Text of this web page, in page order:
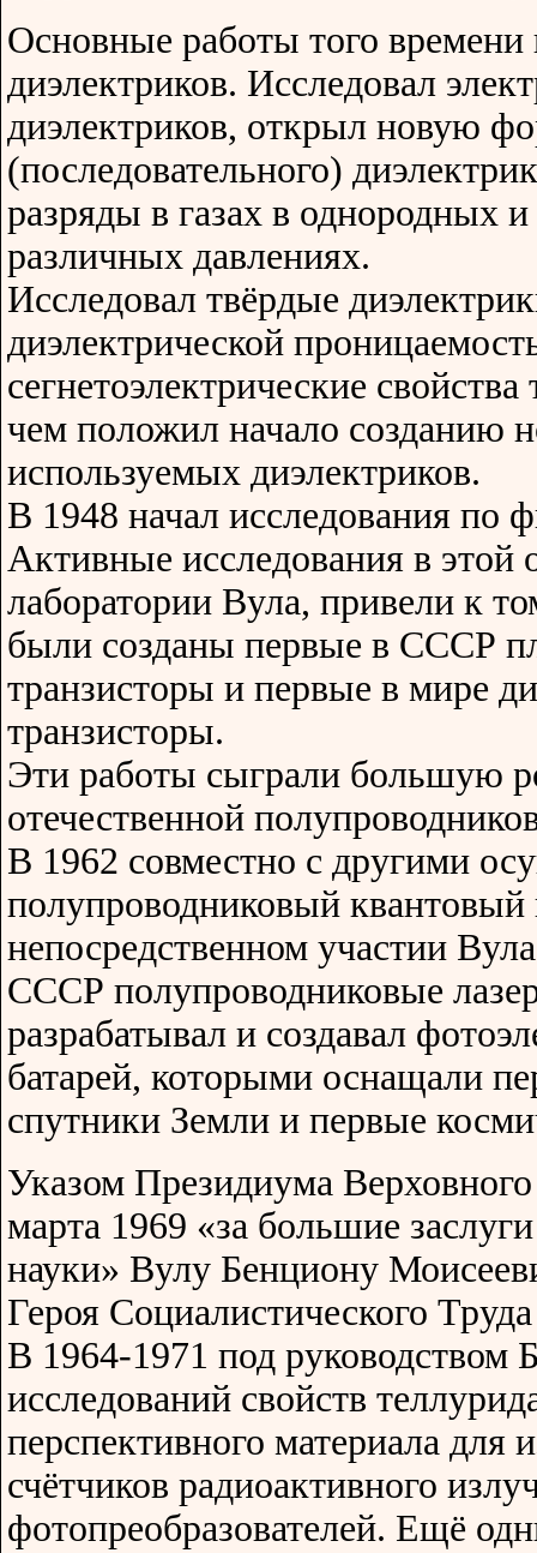
Основные работы того
диэлектриков. Исследовал
диэлектриков, открыл новую
(последовательного)
разряды в газах в однородных
различных давлениях.
Исследовал твёрдые
диэлектрической
сегнетоэлектрические
чем положил начало созданию
используемых диэлектриков.
В 1948 начал исследования по
Активные исследования в этой
лаборатории Вула, привели к
были созданы первые в СССР
транзисторы и первые в мире
транзисторы.
Эти работы сыграли большую
отечественной
В 1962 совместно с другими
полупроводниковый квантовый
непосредственном участии
СССР полупроводниковые
разрабатывал и создавал
батарей, которыми оснащали
спутники Земли и первые
Указом Президиума
марта 1969 «за большие
науки» Вулу Бенциону
Героя Социалистического
В 1964-1971 под
исследований свойств
перспективного материала для
счётчиков радиоактивного
фотопреобразователей. Ещё